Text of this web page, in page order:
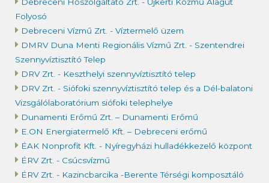
Folyosó
Debreceni Vízmű Zrt. - Víztermelő üzem
DMRV Duna Menti Regionális Vízmű Zrt. - Szentendrei
Szennyvíztisztító Telep
DRV Zrt. - Keszthelyi szennyvíztisztító telep
DRV Zrt. - Siófoki szennyvíztisztító telep és a Dél-balatoni
Vizsgálólaboratórium siófoki telephelye
Dunamenti Erőmű Zrt. – Dunamenti Erőmű
E.ON Energiatermelő Kft. – Debreceni erőmű
ÉAK Nonprofit Kft. - Nyíregyházi hulladékkezelő központ
ÉRV Zrt. - Csúcsvízmű
ÉRV Zrt. - Kazincbarcika -Berente Térségi komposztáló